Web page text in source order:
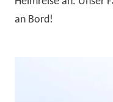
an Bord!